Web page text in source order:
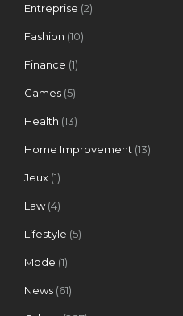
Entreprise (2)
Fashion (10)
Finance (1)
Games (5)
Health (13)
Home Improvement (13)
Jeux (1)
Law(4)
Lifestyle (5)
Mode (1)
News (61)